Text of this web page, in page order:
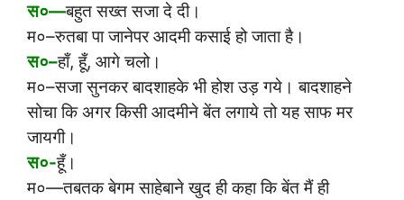
स०—बहुत सख्त सजा दे दी।
म०–रुतबा पा जानेपर आदमी कसाई हो जाता है।
स०–हाँ, हूँ, आगे चलो।
म०–सजा सुनकर बादशाहके भी होश उड़ गये। बादशाहने
सोचा कि अगर किसी आदमीने बेंत लगाये तो यह साफ मर
जायगी।
स०-हूँ।
म०—तबतक बेगम साहेबाने खुद ही कहा कि बेंत मैं ही